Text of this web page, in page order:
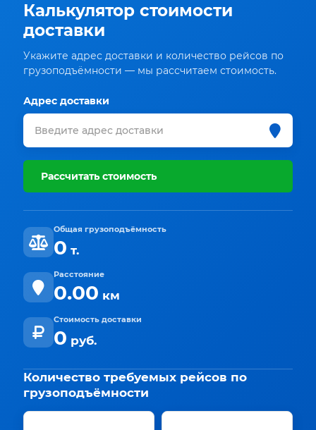
Калькулятор стоимости
доставки
Укажите адрес доставки и количество рейсов по
грузоподъёмности — мы рассчитаем стоимость.
Адрес доставки
Рассчитать стоимость
Общая грузоподъёмность
0 т.
Расстояние
0.00 км
Стоимость доставки
0 руб.
Количество требуемых рейсов по
грузоподъёмности